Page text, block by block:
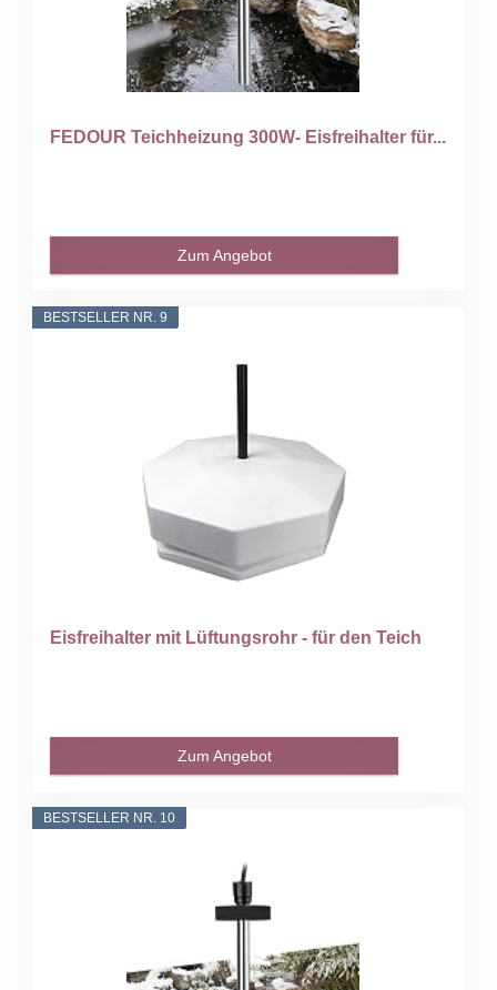
FEDOUR Teichheizung 300W- Eisfreihalter für...
Zum Angebot
BESTSELLER NR. 9
Eisfreihalter mit Lüftungsrohr - für den Teich
Zum Angebot
BESTSELLER NR. 10